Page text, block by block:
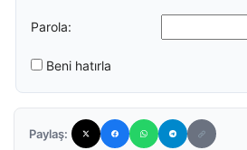
Parola:
Beni hatırla
Paylaş: